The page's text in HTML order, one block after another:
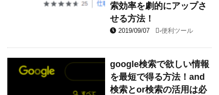
索効率を劇的にアップさ
せる方法！
2019/09/07 -便利ツール
google検索で欲しい情報
を最短で得る方法！and
検索とor検索の活用は必